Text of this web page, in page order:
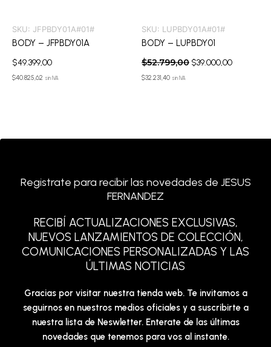
SKU: JFPBDY01A#01#
BODY – JFPBDY01A
$49.399,00
$40.825,62 sin IVA
SKU: LUPBDY01A#01#
BODY – LUPBDY01
$52.799,00 $39.000,00
$32.231,40 sin IVA
Registrate para recibir las novedades de JESUS
FERNANDEZ
RECIBÍ ACTUALIZACIONES EXCLUSIVAS,
NUEVOS LANZAMIENTOS DE COLECCIÓN,
COMUNICACIONES PERSONALIZADAS Y LAS
ÚLTIMAS NOTICIAS
Gracias por visitar nuestra tienda web. Te invitamos a
seguirnos en nuestros medios oficiales y a suscribirte a
nuestra lista de Neswletter. Enterate de las últimas
novedades que tenemos para vos al instante.